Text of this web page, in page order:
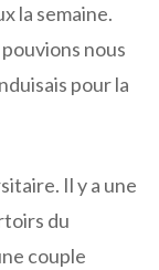
la semaine.
nous
pour la
Il y a une
du
couple